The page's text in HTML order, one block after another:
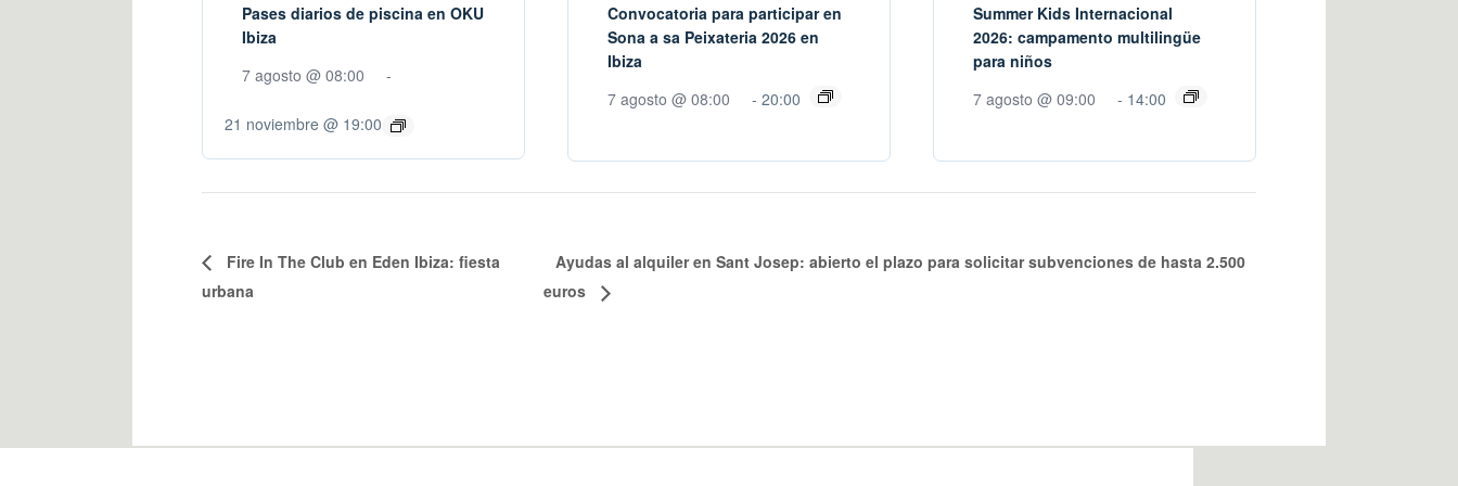
Pases diarios de piscina en OKU
Ibiza
7 agosto @ 08:00
-
21 noviembre @ 19:00
Convocatoria para participar en
Sona a sa Peixateria 2026 en
Ibiza
7 agosto @ 08:00
- 20:00
Summer Kids Internacional
2026: campamento multilingüe
para niños
7 agosto @ 09:00
- 14:00
Fire In The Club en Eden Ibiza: fiesta
urbana
Ayudas al alquiler en Sant Josep: abierto el plazo para solicitar subvenciones de hasta 2.500
euros